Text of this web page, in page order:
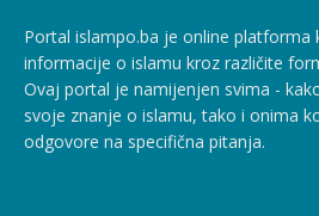
Portal islampo.ba je online platforma
informacije o islamu kroz različite
Ovaj portal je namijenjen svima -
svoje znanje o islamu, tako i onima
odgovore na specifična pitanja.